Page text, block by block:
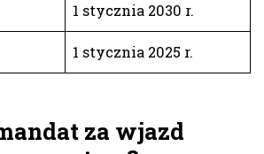
1 stycznia 2030 r.
1 stycznia 2025 r.
za wjazd